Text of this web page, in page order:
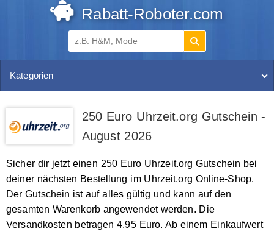
Rabatt-Roboter.com
Kategorien
250 Euro Uhrzeit.org Gutschein -
August 2026
Sicher dir jetzt einen 250 Euro Uhrzeit.org Gutschein bei
deiner nächsten Bestellung im Uhrzeit.org Online-Shop.
Der Gutschein ist auf alles gültig und kann auf den
gesamten Warenkorb angewendet werden. Die
Versandkosten betragen 4,95 Euro. Ab einem Einkaufwert